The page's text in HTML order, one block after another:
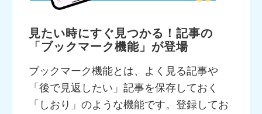
見たい時にすぐ見つかる！記事の
「ブックマーク機能」が登場
ブックマーク機能とは、よく見る記事や
「後で見返したい」記事を保存しておく
「しおり」のような機能です。登録してお